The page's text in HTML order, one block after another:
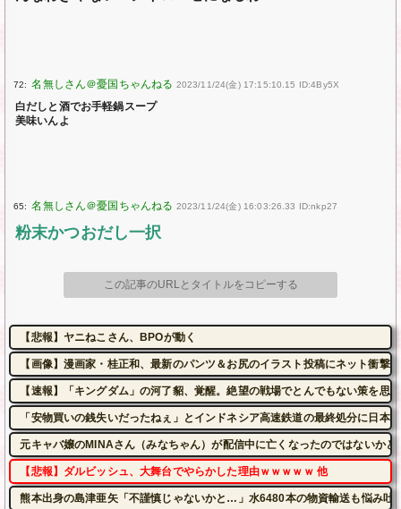
72: 2023/11/24(金) 17:15:10.15 ID:4By5X
白だしと酒でお手軽鍋スープ
美味いんよ
65: 2023/11/24(金) 16:03:26.33 ID:nkp27
粉末かつおだし一択
この記事のURLとタイトルをコピーする
【悲報】ヤニねこさん、BPOが動く
【画像】漫画家・桂正和、最新のパンツ＆お尻のイラスト投稿にネット衝撃
【速報】「キングダム」の河了貂、覚醒。絶望の戦場でとんでもない策を思
「安物買いの銭失いだったねぇ」とインドネシア高速鉄道の最終処分に日本
元キャバ嬢のMINAさん（みなちゃん）が配信中に亡くなったのではないか
【悲報】ダルビッシュ、大舞台でやらかした理由ｗｗｗｗｗ 他
熊本出身の島津亜矢「不謹慎じゃないかと…」水6480本の物資輸送も悩み